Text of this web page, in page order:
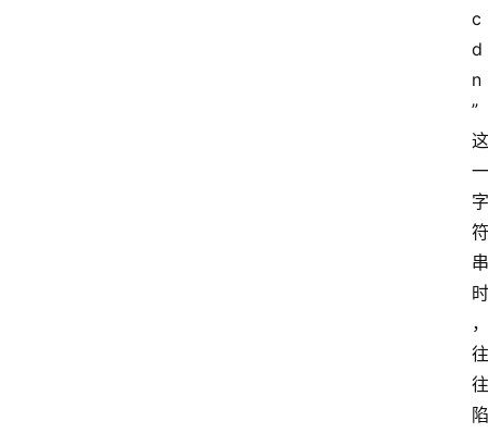
c
d
n
”
这
一
字
符
串
时
，
往
往
陷